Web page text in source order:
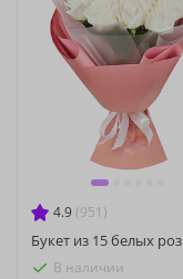
4.9 (951)
Букет из 15 белых роз
В наличии